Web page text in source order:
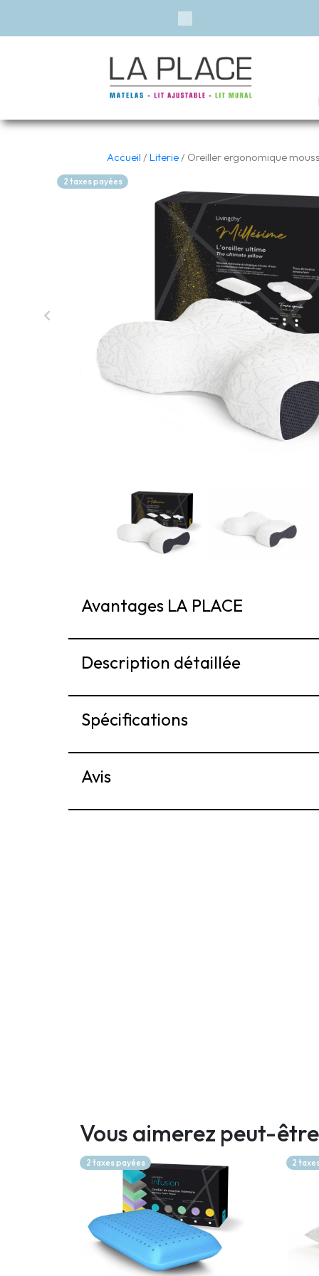
Previous
Accueil / Literie / Oreiller ergonomique
2 taxes payées
Avantages LA PLACE
Description détaillée
Spécifications
Avis
Vous aimerez peut-
2 taxes payées 2